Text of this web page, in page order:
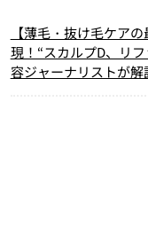
【薄毛・抜け毛ケア
現！“スカルプD、リ
容ジャーナリストが解